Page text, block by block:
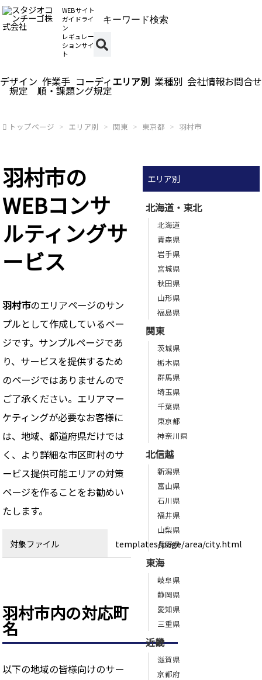
WEBサイト
ガイドライ
ン
レギュレー
ションサイ
ト
デザイン
規定
作業手
順・課題
コーディ
ング規定
エリア別 業種別 会社情報お問合せ
トップページ エリア別 関東 東京都 羽村市
羽村市の
WEBコンサ
ルティングサ
ービス
羽村市のエリアページのサン
プルとして作成しているペー
ジです。サンプルページであ
り、サービスを提供するため
のページではありませんので
ご了承ください。エリアマー
ケティングが必要なお客様に
は、地域、都道府県だけでは
く、より詳細な市区町村のサ
ービス提供可能エリアの対策
ページを作ることをお勧めい
たします。
対象ファイル templates/page/area/city.html
羽村市内の対応町
名
以下の地域の皆様向けのサー
エリア別
北海道・東北
北海道
青森県
岩手県
宮城県
秋田県
山形県
福島県
関東
茨城県
栃木県
群馬県
埼玉県
千葉県
東京都
神奈川県
北信越
新潟県
富山県
石川県
福井県
山梨県
長野県
東海
岐阜県
静岡県
愛知県
三重県
近畿
滋賀県
京都府